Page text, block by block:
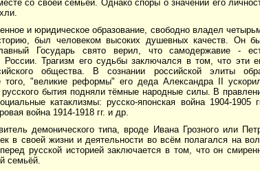
со своей семьёй. Однако споры о значении его
и юридическое образование, свободно владел
был человеком высоких душевных качеств. Он
Государь свято верил, что самодержавие -
Трагизм его судьбы заключался в том, что эти
общества. В сознании российской элиты
"великие реформы" его деда Александра II
бытия подняли тёмные народные силы. В
катаклизмы: русско-японская война 1904-1905
война 1914-1918 гг. и др.
демонического типа, вроде Ивана Грозного или
в своей жизни и деятельности во всём полагался на
русской историей заключается в том, что он
семьёй.